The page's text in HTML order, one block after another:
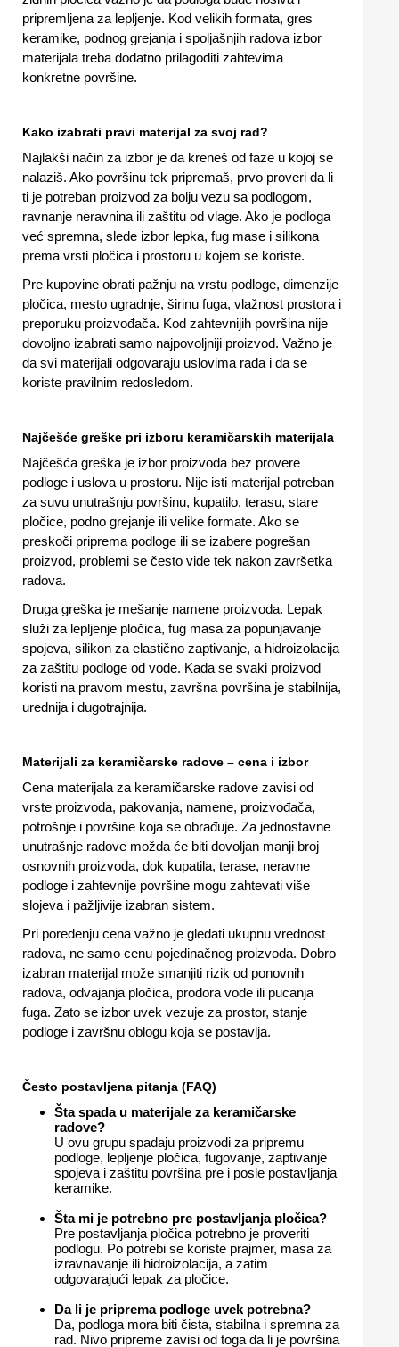
pripremljena za lepljenje. Kod velikih formata, gres
keramike, podnog grejanja i spoljašnjih radova izbor
materijala treba dodatno prilagoditi zahtevima
konkretne površine.
Kako izabrati pravi materijal za svoj rad?
Najlakši način za izbor je da kreneš od faze u kojoj se
nalaziš. Ako površinu tek pripremaš, prvo proveri da li
ti je potreban proizvod za bolju vezu sa podlogom,
ravnanje neravnina ili zaštitu od vlage. Ako je podloga
već spremna, slede izbor lepka, fug mase i silikona
prema vrsti pločica i prostoru u kojem se koriste.
Pre kupovine obrati pažnju na vrstu podloge, dimenzije
pločica, mesto ugradnje, širinu fuga, vlažnost prostora i
preporuku proizvođača. Kod zahtevnijih površina nije
dovoljno izabrati samo najpovoljniji proizvod. Važno je
da svi materijali odgovaraju uslovima rada i da se
koriste pravilnim redosledom.
Najčešće greške pri izboru keramičarskih materijala
Najčešća greška je izbor proizvoda bez provere
podloge i uslova u prostoru. Nije isti materijal potreban
za suvu unutrašnju površinu, kupatilo, terasu, stare
pločice, podno grejanje ili velike formate. Ako se
preskoči priprema podloge ili se izabere pogrešan
proizvod, problemi se često vide tek nakon završetka
radova.
Druga greška je mešanje namene proizvoda. Lepak
služi za lepljenje pločica, fug masa za popunjavanje
spojeva, silikon za elastično zaptivanje, a hidroizolacija
za zaštitu podloge od vode. Kada se svaki proizvod
koristi na pravom mestu, završna površina je stabilnija,
urednija i dugotrajnija.
Materijali za keramičarske radove – cena i izbor
Cena materijala za keramičarske radove zavisi od
vrste proizvoda, pakovanja, namene, proizvođača,
potrošnje i površine koja se obrađuje. Za jednostavne
unutrašnje radove možda će biti dovoljan manji broj
osnovnih proizvoda, dok kupatila, terase, neravne
podloge i zahtevnije površine mogu zahtevati više
slojeva i pažljivije izabran sistem.
Pri poređenju cena važno je gledati ukupnu vrednost
radova, ne samo cenu pojedinačnog proizvoda. Dobro
izabran materijal može smanjiti rizik od ponovnih
radova, odvajanja pločica, prodora vode ili pucanja
fuga. Zato se izbor uvek vezuje za prostor, stanje
podloge i završnu oblogu koja se postavlja.
Često postavljena pitanja (FAQ)
Šta spada u materijale za keramičarske
radove?
U ovu grupu spadaju proizvodi za pripremu
podloge, lepljenje pločica, fugovanje, zaptivanje
spojeva i zaštitu površina pre i posle postavljanja
keramike.
Šta mi je potrebno pre postavljanja pločica?
Pre postavljanja pločica potrebno je proveriti
podlogu. Po potrebi se koriste prajmer, masa za
izravnavanje ili hidroizolacija, a zatim
odgovarajući lepak za pločice.
Da li je priprema podloge uvek potrebna?
Da, podloga mora biti čista, stabilna i spremna za
rad. Nivo pripreme zavisi od toga da li je površina